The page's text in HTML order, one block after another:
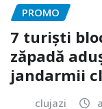
PROMO
7 turiști
zăpadă
jandarmii
clujazi